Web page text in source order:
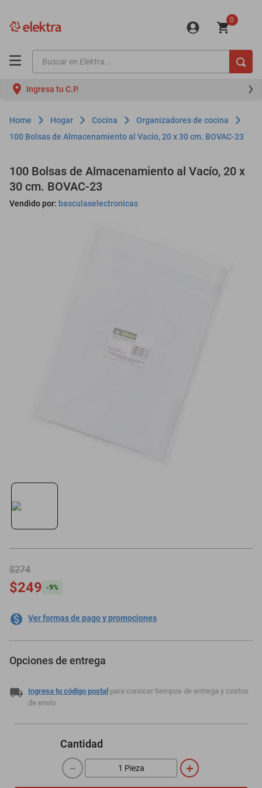
0
Buscar en Elektra...
Ingresa tu C.P.
Hogar Cocina
Organizadores de cocina
100 Bolsas de Almacenamiento al Vacío, 20 x 30 cm. BOVAC-23
100 Bolsas de Almacenamiento al Vacío, 20 x
30 cm. BOVAC-23
Vendido por: basculaselectronicas
$274
$249 -9%
Ver formas de pago y promociones
Opciones de entrega
Ingresa tu código postal para conocer tiempos de entrega y costos
de envío
Cantidad
＋
－
motos
moto
celulares
refrigeradores
lavadoras